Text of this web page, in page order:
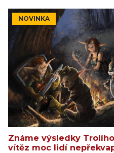
NOVINKA
Známe výsledky
vítěz moc lidí